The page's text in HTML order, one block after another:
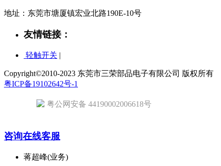
地址：东莞市塘厦镇宏业北路190E-10号
友情链接：
轻触开关 |
Copyright©2010-2023 东莞市三荣部品电子有限公司 版权所有
粤ICP备19102642号-1
粤公网安备 44190002006618号
咨询在线客服
蒋超峰(业务)